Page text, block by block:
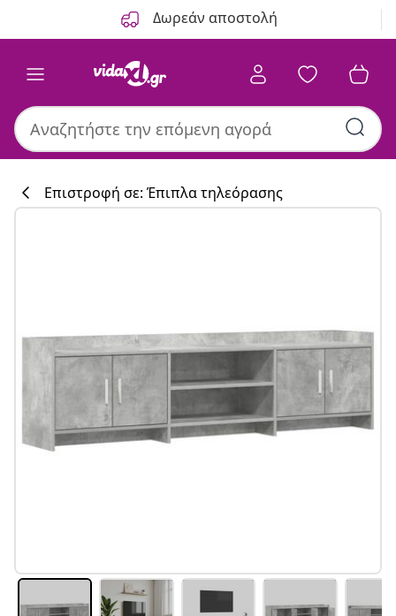
Δωρεάν αποστολή
#sharemevidaxl
Επιστροφή σε: Έπιπλα τηλεόρασης